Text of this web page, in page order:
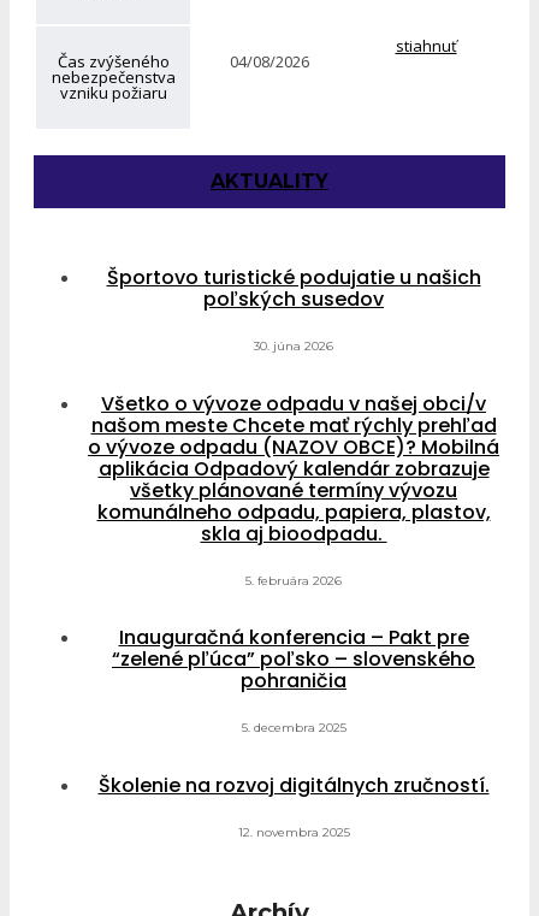
Čas zvýšeného
nebezpečenstva
vzniku požiaru
04/08/2026
stiahnuť
AKTUALITY
Športovo turistické podujatie u našich
poľských susedov
30. júna 2026
Všetko o vývoze odpadu v našej obci/v
našom meste Chcete mať rýchly prehľad
o vývoze odpadu (NAZOV OBCE)? Mobilná
aplikácia Odpadový kalendár zobrazuje
všetky plánované termíny vývozu
komunálneho odpadu, papiera, plastov,
skla aj bioodpadu.
5. februára 2026
Inauguračná konferencia – Pakt pre
“zelené pľúca” poľsko – slovenského
pohraničia
5. decembra 2025
Školenie na rozvoj digitálnych zručností.
12. novembra 2025